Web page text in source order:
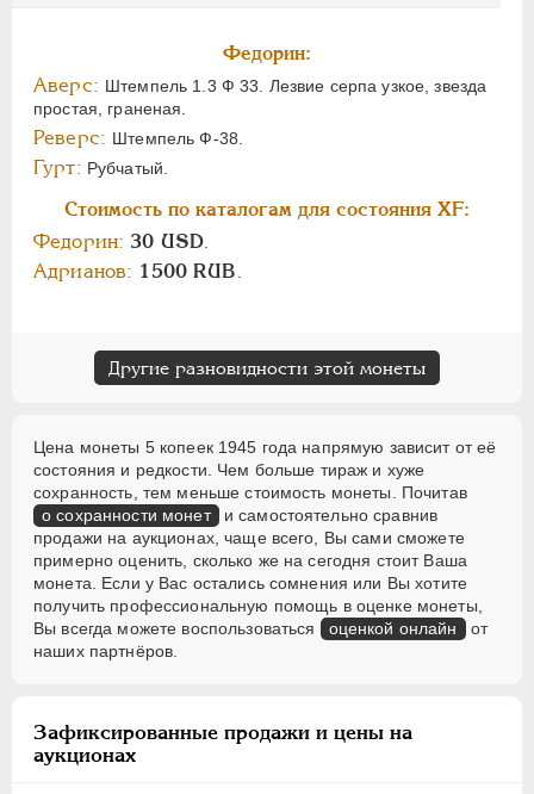
Федорин:
Аверс: Штемпель 1.3 Ф 33. Лезвие серпа узкое, звезда
простая, граненая.
Реверс: Штемпель Ф-38.
Гурт: Рубчатый.
Стоимость по каталогам для состояния XF:
Федорин: 30 USD
Адрианов: 1500 RUB
Другие разновидности этой монеты
Цена монеты 5 копеек 1945 года напрямую зависит от её
состояния и редкости. Чем больше тираж и хуже
сохранность, тем меньше стоимость монеты. Почитав
о сохранности монет и самостоятельно сравнив
продажи на аукционах, чаще всего, Вы сами сможете
примерно оценить, сколько же на сегодня стоит Ваша
монета. Если у Вас остались сомнения или Вы хотите
получить профессиональную помощь в оценке монеты,
Вы всегда можете воспользоваться
оценкой онлайн от
наших партнёров.
Зафиксированные продажи и цены на
аукционах